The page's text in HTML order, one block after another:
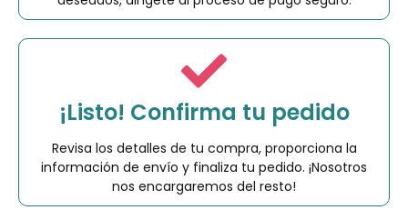
¡Listo! Confirma tu pedido
Revisa los detalles de tu compra, proporciona la
información de envío y finaliza tu pedido. ¡Nosotros
nos encargaremos del resto!